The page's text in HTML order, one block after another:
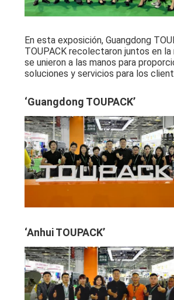
En esta exposición, Guangdong
TOUPACK recolectaron juntos en
se unieron a las manos para
soluciones y servicios para los
‘Guangdong TOUPACK’
‘Anhui TOUPACK’